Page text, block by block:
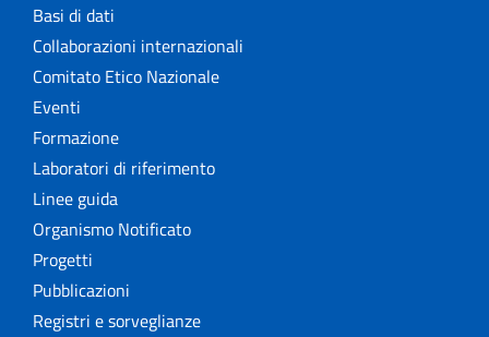
Basi di dati
Collaborazioni internazionali
Comitato Etico Nazionale
Eventi
Formazione
Laboratori di riferimento
Linee guida
Organismo Notificato
Progetti
Pubblicazioni
Registri e sorveglianze